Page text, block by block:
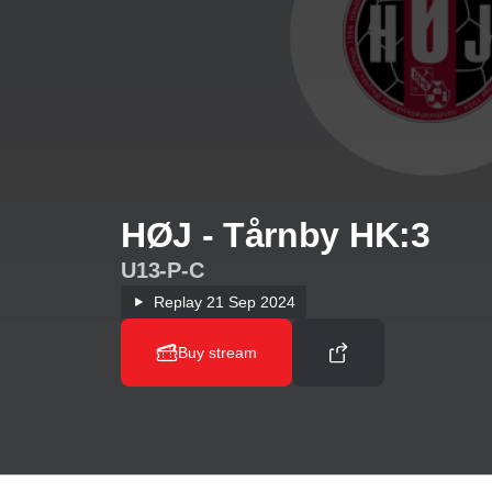
HØJ - Tårnby HK:3
U13-P-C
Replay 21 Sep 2024
Buy stream